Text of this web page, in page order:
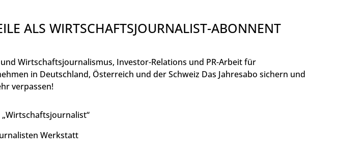
ALS WIRTSCHAFTSJOURNALIST-ABONNENT
Wirtschaftsjournalismus, Investor-Relations und PR-Arbeit für
in Deutschland, Österreich und der Schweiz Das Jahresabo sichern und
verpassen!
„Wirtschaftsjournalist“
Werkstatt